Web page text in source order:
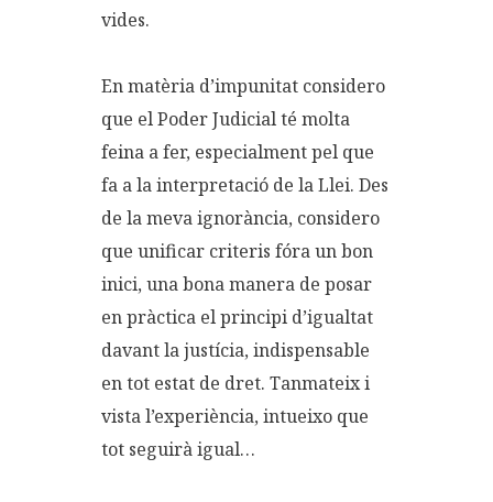
vides.
En matèria d’impunitat considero
que el Poder Judicial té molta
feina a fer, especialment pel que
fa a la interpretació de la Llei. Des
de la meva ignorància, considero
que unificar criteris fóra un bon
inici, una bona manera de posar
en pràctica el principi d’igualtat
davant la justícia, indispensable
en tot estat de dret. Tanmateix i
vista l’experiència, intueixo que
tot seguirà igual…